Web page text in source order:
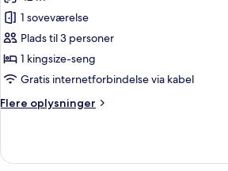
Premier-
værelse
-
1
seng
1 soveværelse
Plads til 3 personer
1 kingsize-seng
Gratis internetforbindelse via kabel
Flere oplysninger
Flere
værelse